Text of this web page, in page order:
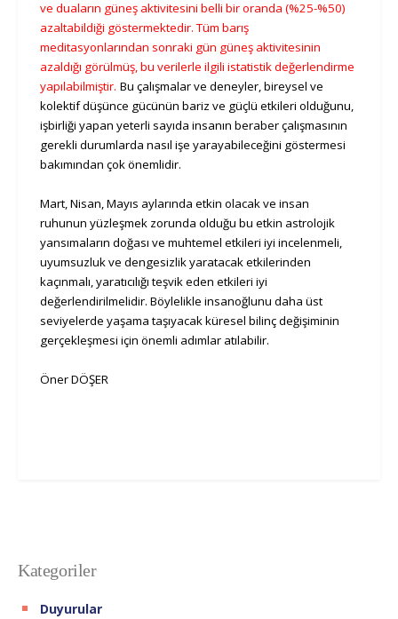
ve duaların güneş aktivitesini belli bir oranda (%25-%50)
azaltabildiği göstermektedir. Tüm barış
meditasyonlarından sonraki gün güneş aktivitesinin
azaldığı görülmüş, bu verilerle ilgili istatistik değerlendirme
yapılabilmiştir. Bu çalışmalar ve deneyler, bireysel ve
kolektif düşünce gücünün bariz ve güçlü etkileri olduğunu,
işbirliği yapan yeterli sayıda insanın beraber çalışmasının
gerekli durumlarda nasıl işe yarayabileceğini göstermesi
bakımından çok önemlidir.
Mart, Nisan, Mayıs aylarında etkin olacak ve insan
ruhunun yüzleşmek zorunda olduğu bu etkin astrolojik
yansımaların doğası ve muhtemel etkileri iyi incelenmeli,
uyumsuzluk ve dengesizlik yaratacak etkilerinden
kaçınmalı, yaratıcılığı teşvik eden etkileri iyi
değerlendirilmelidir. Böylelikle insanoğlunu daha üst
seviyelerde yaşama taşıyacak küresel bilinç değişiminin
gerçekleşmesi için önemli adımlar atılabilir.
Öner DÖŞER
Kategoriler
Duyurular